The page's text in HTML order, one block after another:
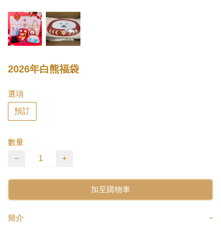
2026年白熊福袋
選項
預訂
數量
−
+
加至購物車
簡介 −